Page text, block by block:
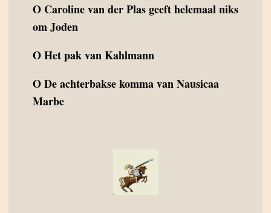
O Caroline van der Plas geeft helemaal niks
om Joden
OHet pak van Kahlmann
ODe achterbakse komma van Nausicaa
Marbe